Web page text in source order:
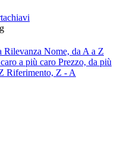
Rilevanza Nome, da A a Z
a più caro Prezzo, da più
Riferimento, Z - A